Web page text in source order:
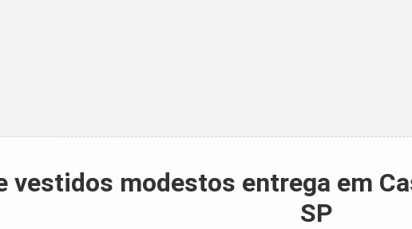
vestidos modestos entrega em
SP